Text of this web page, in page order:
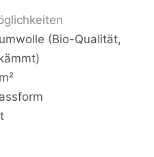
(Bio-Qualität,